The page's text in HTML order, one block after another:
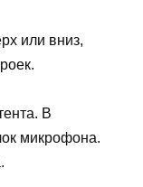
или вниз,
В
микрофона.